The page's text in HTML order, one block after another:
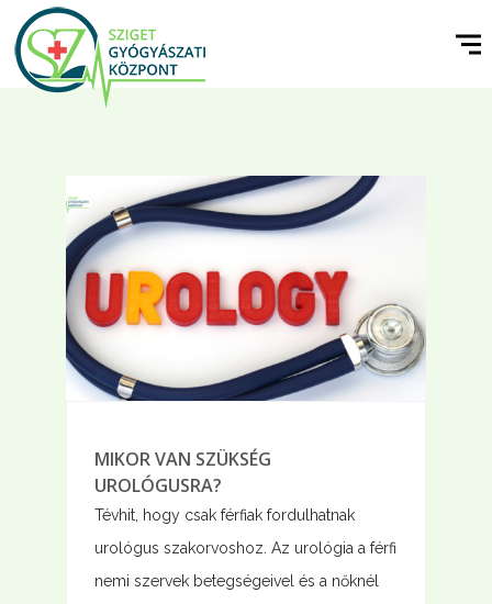
MIKOR VAN SZÜKSÉG
UROLÓGUSRA?
Tévhit, hogy csak férfiak fordulhatnak
urológus szakorvoshoz. Az urológia a férfi
nemi szervek betegségeivel és a nőknél